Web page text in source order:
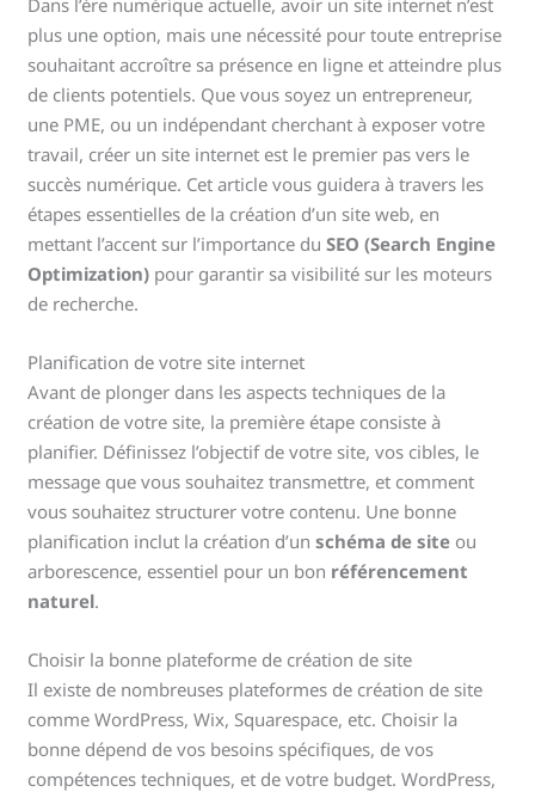
plus une option, mais une nécessité pour toute entreprise
souhaitant accroître sa présence en ligne et atteindre plus
de clients potentiels. Que vous soyez un entrepreneur,
une PME, ou un indépendant cherchant à exposer votre
travail, créer un site internet est le premier pas vers le
succès numérique. Cet article vous guidera à travers les
étapes essentielles de la création d’un site web, en
mettant l’accent sur l’importance duSEO (Search Engine
Optimization) pour garantir sa visibilité sur les moteurs
de recherche.
Planification de votre site internet
Avant de plonger dans les aspects techniques de la
création de votre site, la première étape consiste à
planifier. Définissez l’objectif de votre site, vos cibles, le
message que vous souhaitez transmettre, et comment
vous souhaitez structurer votre contenu. Une bonne
planification inclut la création d’unschéma de site ou
arborescence, essentiel pour un bon référencement
naturel.
Choisir la bonne plateforme de création de site
Il existe de nombreuses plateformes de création de site
comme WordPress, Wix, Squarespace, etc. Choisir la
bonne dépend de vos besoins spécifiques, de vos
compétences techniques, et de votre budget. WordPress,